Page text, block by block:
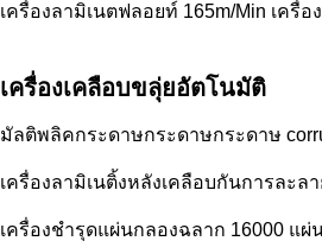
เครื่องลามิเนตฟลอยท์ 165m/Min เค
เครื่องเคลือบขลุ่ยอัตโนมัติ
มัลติพลิคกระดาษกระดาษกระดาษ
เครื่องลามิเนติ้งหลังเคลือบกันการละ
เครื่องชํารุดแผ่นกลองฉลาก 16000 แผ่